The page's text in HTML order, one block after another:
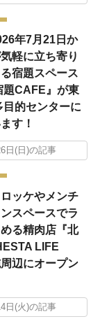
年7月21日か
軽に立ち寄り
宿題スペース
題CAFE』が東
目的センターに
す！
日(日)の記事
ッケやメンチ
スペースでラ
る精肉店『北
LIFE
辺にオープン
日(火)の記事